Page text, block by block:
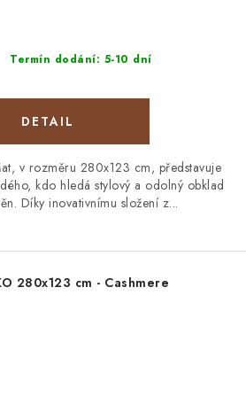
Termín dodání: 5-10 dní
v rozměru 280x123 cm, představuje
kdo hledá stylový a odolný obklad
Díky inovativnímu složení z...
280x123 cm - Cashmere